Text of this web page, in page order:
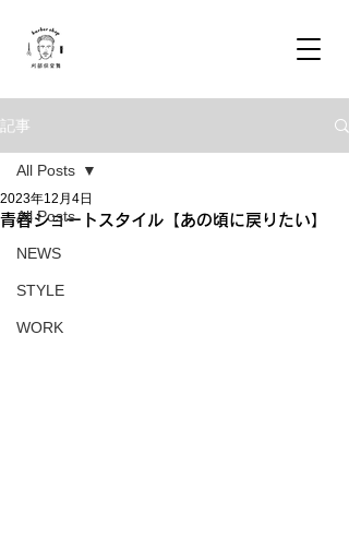
記事
All Posts
NEWS
STYLE
WORK
All Posts
青春ショートスタイル【あの頃に戻りたい】
2023年12月4日